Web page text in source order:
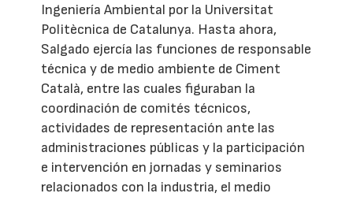
Ingeniería Ambiental por la Universitat
Politècnica de Catalunya. Hasta ahora,
Salgado ejercía las funciones de responsable
técnica y de medio ambiente de Ciment
Català, entre las cuales figuraban la
coordinación de comités técnicos,
actividades de representación ante las
administraciones públicas y la participación
e intervención en jornadas y seminarios
relacionados con la industria, el medio